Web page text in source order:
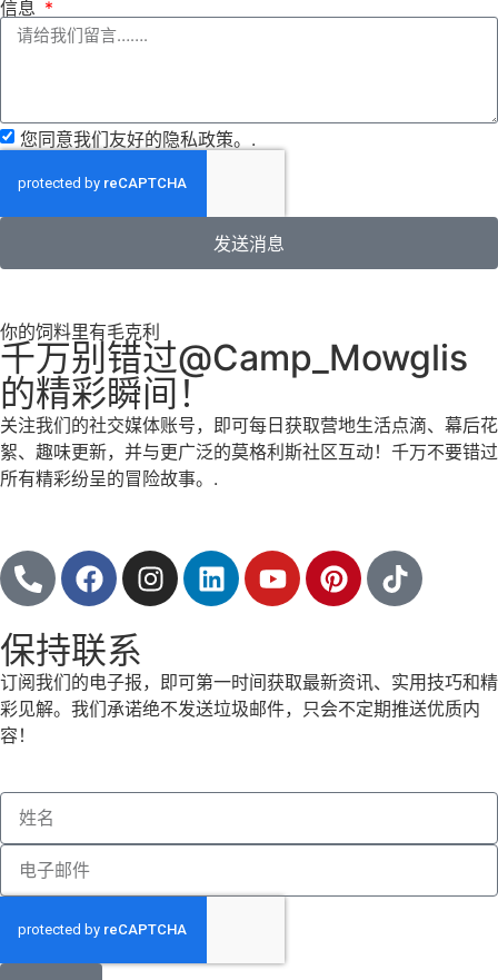
信息
您同意我们友好的隐私政策。.
发送消息
你的饲料里有毛克利
千万别错过@Camp_Mowglis
的精彩瞬间！
关注我们的社交媒体账号，即可每日获取营地生活点滴、幕后花
絮、趣味更新，并与更广泛的莫格利斯社区互动！千万不要错过
所有精彩纷呈的冒险故事。.
保持联系
订阅我们的电子报，即可第一时间获取最新资讯、实用技巧和精
彩见解。我们承诺绝不发送垃圾邮件，只会不定期推送优质内
容！